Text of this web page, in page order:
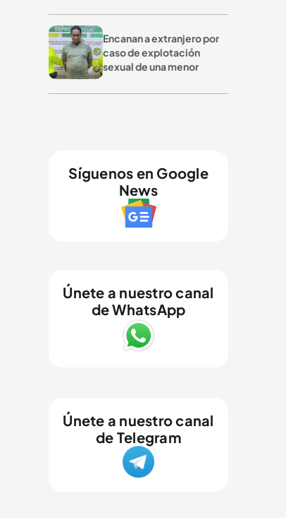
Encanan a extranjero por
caso de explotación
sexual de una menor
Síguenos en Google
News
Únete a nuestro canal
de WhatsApp
Únete a nuestro canal
de Telegram